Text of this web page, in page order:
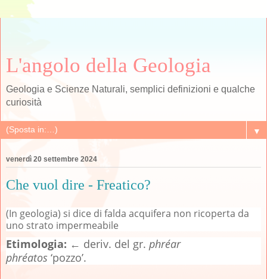
L'angolo della Geologia
Geologia e Scienze Naturali, semplici definizioni e qualche
curiosità
▼
venerdì 20 settembre 2024
Che vuol dire - Freatico?
(In geologia) si dice di falda acquifera non ricoperta da
uno strato impermeabile
Etimologia: ← deriv. del gr. phréar
phréatos ‘pozzo’.